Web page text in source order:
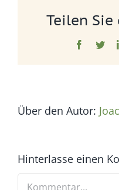
Teilen
Facebook
Über den Autor:
Hinterlasse einen
Kommentar